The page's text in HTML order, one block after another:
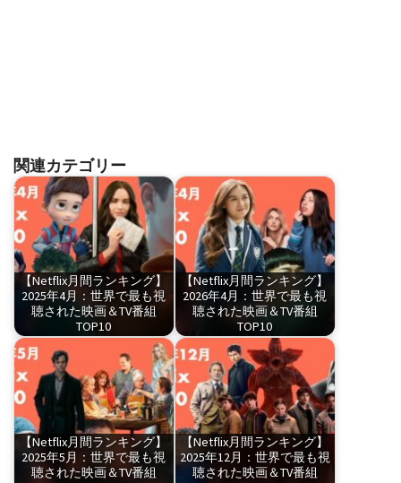
関連カテゴリー
【Netflix月間ランキング】
2025年4月：世界で最も視
聴された映画＆TV番組
TOP10
【Netflix月間ランキング】
2026年4月：世界で最も視
聴された映画＆TV番組
TOP10
【Netflix月間ランキング】
2025年5月：世界で最も視
聴された映画＆TV番組
【Netflix月間ランキング】
2025年12月：世界で最も視
聴された映画＆TV番組